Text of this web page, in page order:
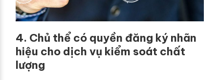
4. Chủ thể có quyền đăng ký nhãn
hiệu cho dịch vụ kiểm soát chất
lượng